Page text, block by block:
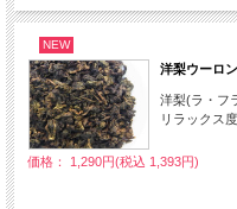
NEW
洋梨ウーロ
洋梨(ラ・フ
リラックス
価格： 1,290円(税込 1,393円)